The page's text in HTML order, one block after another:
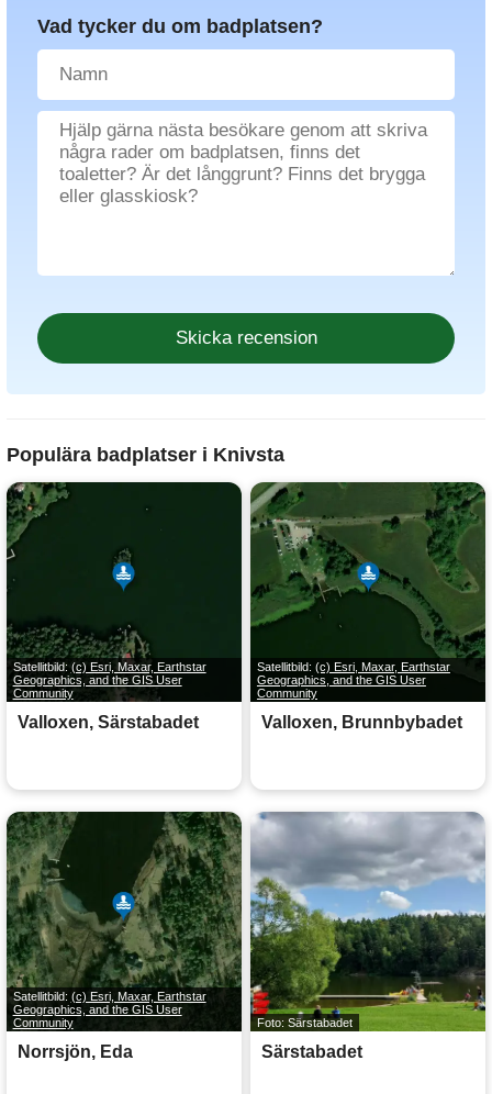
Vad tycker du om badplatsen?
Populära badplatser i Knivsta
Satellitbild: (c) Esri, Maxar, Earthstar
Geographics, and the GIS User
Community
Valloxen, Särstabadet
Satellitbild: (c) Esri, Maxar, Earthstar
Geographics, and the GIS User
Community
Valloxen, Brunnbybadet
Satellitbild: (c) Esri, Maxar, Earthstar
Geographics, and the GIS User
Community
Norrsjön, Eda
Foto: Särstabadet
Särstabadet